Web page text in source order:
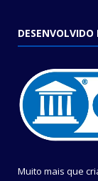
DESENVOLVIDO
Muito mais que